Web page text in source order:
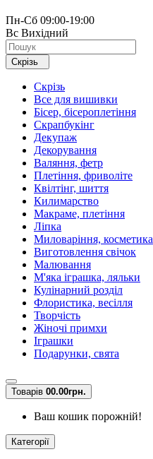
Пн-Сб 09:00-19:00
Вс Вихідний
Скрізь
Скрізь
Все для вишивки
Бісер, бісероплетіння
Скрапбукінг
Декупаж
Декорування
Валяння, фетр
Плетіння, фриволіте
Квілтінг, шиття
Килимарство
Макраме, плетіння
Ліпка
Миловаріння, косметика
Виготовлення свічок
Малювання
М'яка іграшка, ляльки
Кулінарний розділ
Флористика, весілля
Творчість
Жіночі примхи
Іграшки
Подарунки, свята
Товарів 00.00грн.
Ваш кошик порожній!
Категорії